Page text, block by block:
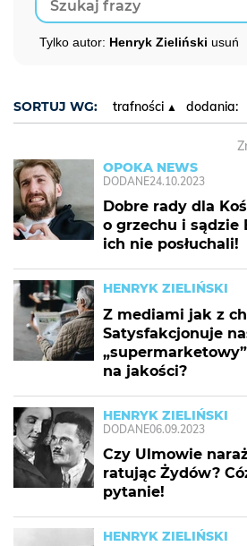
Tylko autor: Henryk Zieliński usuń
SORTUJ WG: trafności dodania:
OPOKA NEWS
DODANE24.10.2023
Dobre rady dla
o grzechu i sądzie
ich nie posłuchali!
HENRYK ZIELIŃSKI
Z mediami jak z
Satysfakcjonuje
na jakości?
HENRYK ZIELIŃSKI
DODANE06.09.2023
Czy Ulmowie
ratując Żydów?
pytanie!
HENRYK ZIELIŃSKI